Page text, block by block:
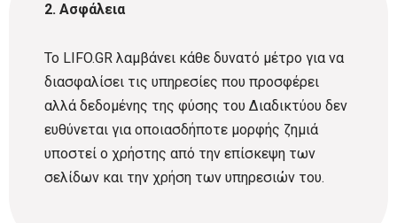
2. Ασφάλεια
Το LIFO.GR λαμβάνει κάθε δυνατό μέτρο για να
διασφαλίσει τις υπηρεσίες που προσφέρει
αλλά δεδομένης της φύσης του Διαδικτύου δεν
ευθύνεται για οποιασδήποτε μορφής ζημιά
υποστεί ο χρήστης από την επίσκεψη των
σελίδων και την χρήση των υπηρεσιών του.